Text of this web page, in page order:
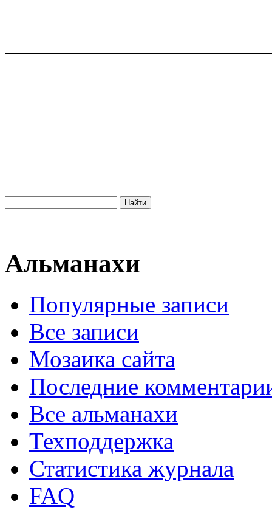
Альманахи
Популярные записи
Все записи
Мозаика сайта
Последние
Все альманахи
Техподдержка
Статистика журнала
FAQ